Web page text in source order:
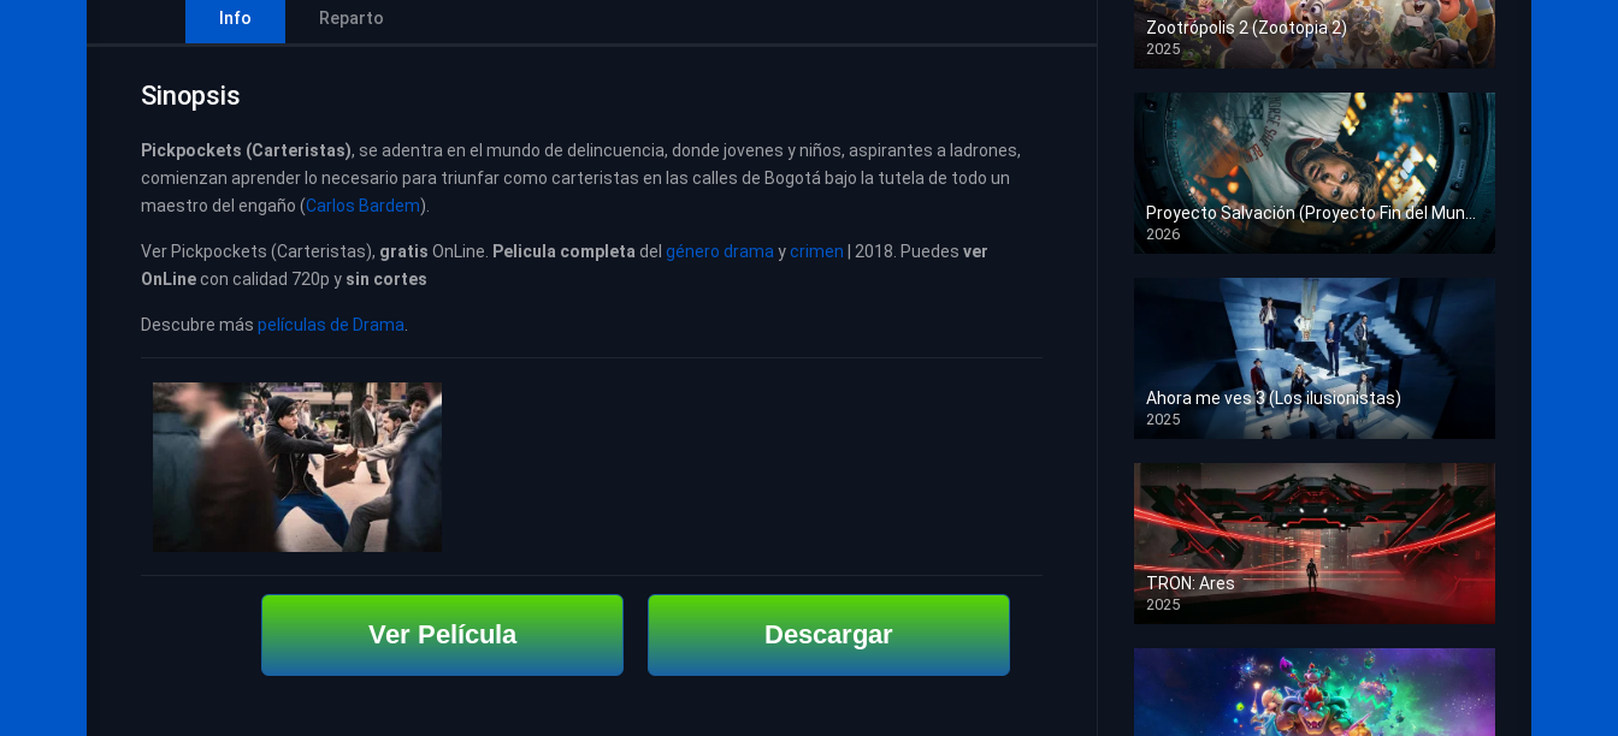
Info Reparto
Sinopsis
Pickpockets (Carteristas), se adentra en el mundo de delincuencia, donde jovenes y niños, aspirantes a ladrones,
comienzan aprender lo necesario para triunfar como carteristas en las calles de Bogotá bajo la tutela de todo un
maestro del engaño (Carlos Bardem).
Ver Pickpockets (Carteristas), gratis OnLine. Pelicula completa del género drama ycrimen | 2018. Puedes ver
OnLinecon calidad 720p y sin cortes
Descubre más películas de Drama
Ver Película Descargar
Zootrópolis 2 (Zootopia 2)
2025
HD 1080p
Proyecto Salvación (Proyecto Fin del Mundo)
2026
HD 1080p
Ahora me ves 3 (Los ilusionistas)
2025
HD 1080p
TRON: Ares
2025
HD 1080p